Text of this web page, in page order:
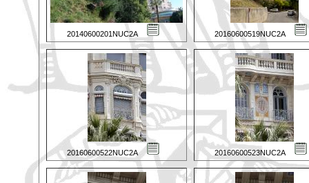
20140600201NUC2A 20160600519NUC2A
20160600522NUC2A 20160600523NUC2A